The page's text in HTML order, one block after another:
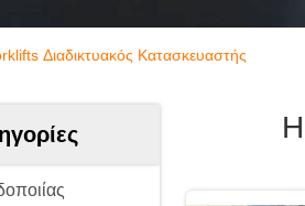
Διαδικτυακός Κατασκευαστής